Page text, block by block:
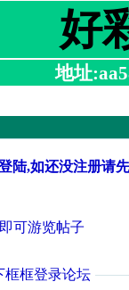
好
地址
陆,如还没注册请
可游览帖子
框框登录论坛